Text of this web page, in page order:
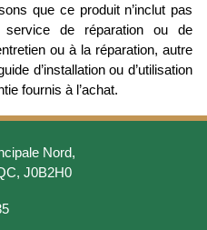
que ce produit n’inclut pas
de réparation ou de
ou à la réparation, autre
d’installation ou d’utilisation
fournis à l’achat.
Nord,
J0B2H0